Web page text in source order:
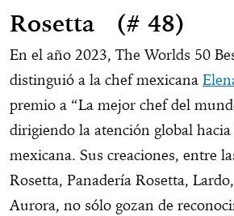
Rosetta (# 48)
En el año 2023, The Worlds 50
distinguió a la chef mexicana
premio a “La mejor chef del
dirigiendo la atención global
mexicana. Sus creaciones, entre
Rosetta, Panadería Rosetta,
Aurora, no sólo gozan de